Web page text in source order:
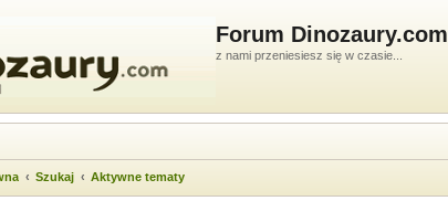
Forum Dinozaury.com
z nami przeniesiesz się w czasie...
Szukaj Aktywne tematy